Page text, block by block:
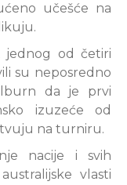
učešće na
jednog od četiri
su neposredno
da je prvi
izuzeće od
na turniru.
nacije i svih
vlasti